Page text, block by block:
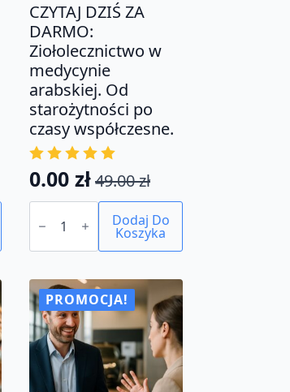
CZYTAJ DZIŚ ZA
DARMO:
Ziołolecznictwo w
medycynie
arabskiej. Od
starożytności po
czasy współczesne.
49.00zł
Pierwotna
cena
wynosiła:
0.00zł
Aktualna
cena
wynosi:
ilość
CZYTAJ
DZIŚ
ZA
w
medycynie
arabskiej.
Od
starożytności
po
czasy
współczesne.
Dodaj Do
Koszyka
PROMOCJA!